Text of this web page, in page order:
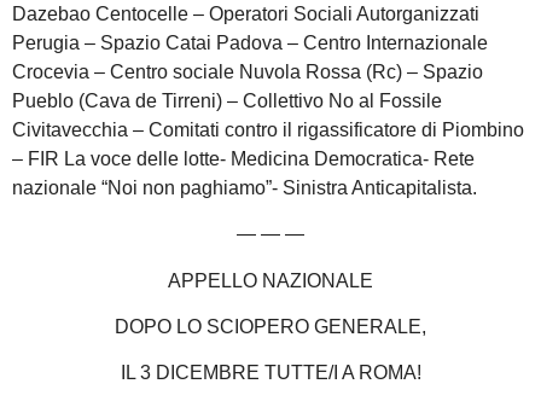
Dazebao Centocelle – Operatori Sociali Autorganizzati
Perugia – Spazio Catai Padova – Centro Internazionale
Crocevia – Centro sociale Nuvola Rossa (Rc) – Spazio
Pueblo (Cava de Tirreni) – Collettivo No al Fossile
Civitavecchia – Comitati contro il rigassificatore di Piombino
– FIR La voce delle lotte- Medicina Democratica- Rete
nazionale “Noi non paghiamo”- Sinistra Anticapitalista.
— — —
APPELLO NAZIONALE
DOPO LO SCIOPERO GENERALE,
IL 3 DICEMBRE TUTTE/I A ROMA!